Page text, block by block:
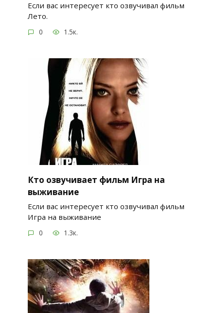
Если вас интересует кто озвучивал фильм
Лето.
0 1.5к.
Кто озвучивает фильм Игра на
выживание
Если вас интересует кто озвучивал фильм
Игра на выживание
0 1.3к.